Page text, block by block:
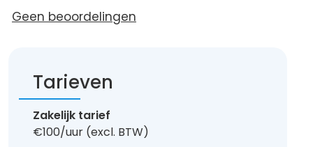
Geen beoordelingen
Tarieven
Zakelijk tarief
€100/uur (excl. BTW)